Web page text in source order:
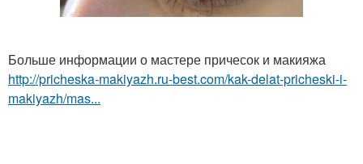
Больше информации о мастере причесок и макияжа
http://pricheska-makiyazh.ru-best.com/kak-delat-pricheski-i-
makiyazh/mas...